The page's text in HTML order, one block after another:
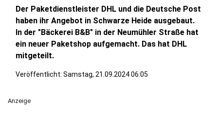
Der Paketdienstleister DHL und die Deutsche Post
haben ihr Angebot in Schwarze Heide ausgebaut.
In der "Bäckerei B&B" in der Neumühler Straße hat
ein neuer Paketshop aufgemacht. Das hat DHL
mitgeteilt.
Veröffentlicht: Samstag, 21.09.2024 06:05
Anzeige